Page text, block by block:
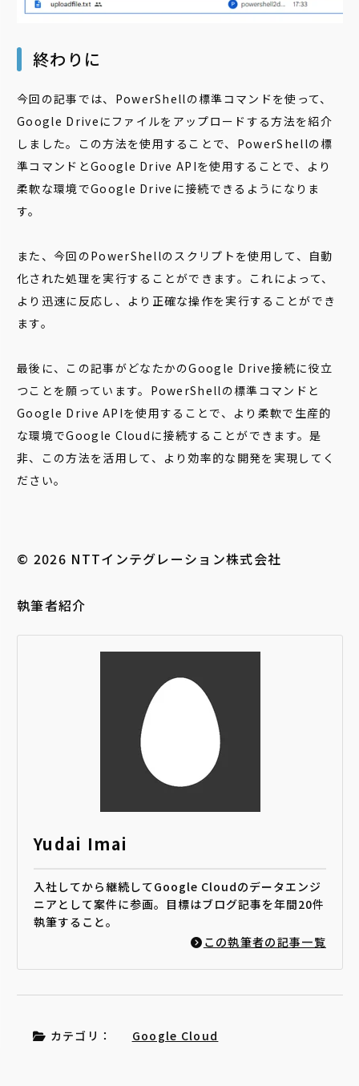
終わりに
今回の記事では、PowerShellの標準コマンドを使って、
Google Driveにファイルをアップロードする方法を紹介
しました。この方法を使用することで、PowerShellの標
準コマンドとGoogle Drive APIを使用することで、より
柔軟な環境でGoogle Driveに接続できるようになりま
す。
また、今回のPowerShellのスクリプトを使用して、自動
化された処理を実行することができます。これによって、
より迅速に反応し、より正確な操作を実行することができ
ます。
最後に、この記事がどなたかのGoogle Drive接続に役立
つことを願っています。PowerShellの標準コマンドと
Google Drive APIを使用することで、より柔軟で生産的
な環境でGoogle Cloudに接続することができます。是
非、この方法を活用して、より効率的な開発を実現してく
ださい。
© 2026 NTTインテグレーション株式会社
執筆者紹介
Yudai Imai
入社してから継続してGoogle Cloudのデータエンジ
ニアとして案件に参画。目標はブログ記事を年間20件
執筆すること。
この執筆者の記事一覧
カテゴリ： Google Cloud